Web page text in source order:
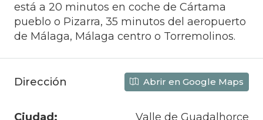
está a 20 minutos en coche de Cártama
pueblo o Pizarra, 35 minutos del aeropuerto
de Málaga, Málaga centro o Torremolinos.
Dirección Abrir en Google Maps
Ciudad: Valle de Guadalhorce